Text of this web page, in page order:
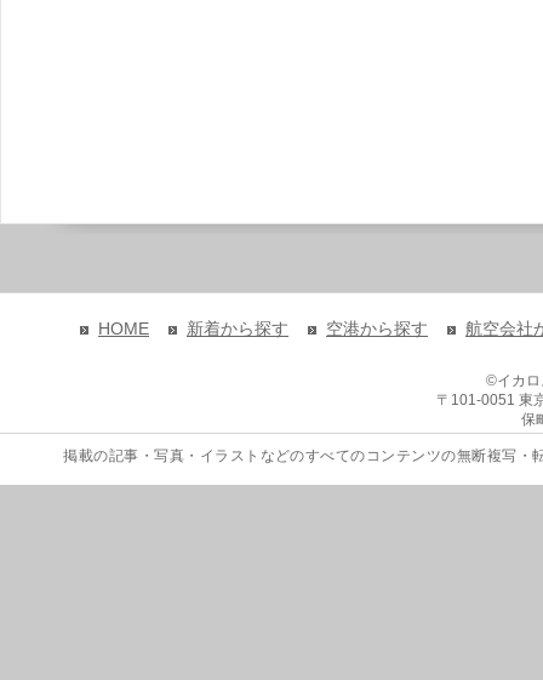
HOME 新着から探す 空港から探す 航空会社
©イカ
〒101-0051 東
保
掲載の記事・写真・イラストなどのすべてのコンテンツの無断複